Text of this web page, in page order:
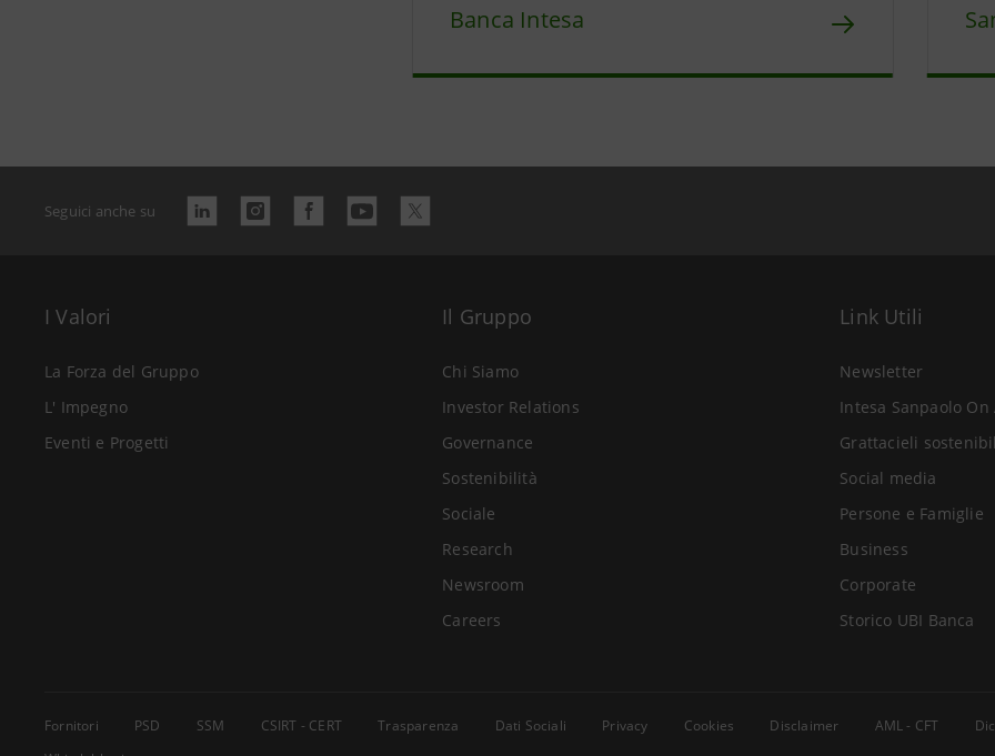
Banca Intesa
Seguici anche su
I Valori
La Forza del Gruppo
L' Impegno
Eventi e Progetti
Il Gruppo
Chi Siamo
Investor Relations
Governance
Sostenibilità
Sociale
Research
Newsroom
Careers
Link Utili
Newsletter
Intesa Sanpaolo On
Grattacieli
Social media
Persone e Famiglie
Business
Corporate
Storico UBI Banca
Fornitori PSD SSM CSIRT - CERT Trasparenza Dati Sociali Privacy Cookies Disclaimer AML - CFT